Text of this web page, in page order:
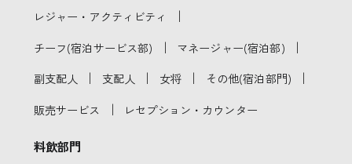
レジャー・アクティビティ ｜
チーフ(宿泊サービス部) ｜ マネージャー(宿泊部) ｜
副支配人 ｜ 支配人 ｜ 女将 ｜ その他(宿泊部門) ｜
販売サービス ｜ レセプション・カウンター
料飲部門